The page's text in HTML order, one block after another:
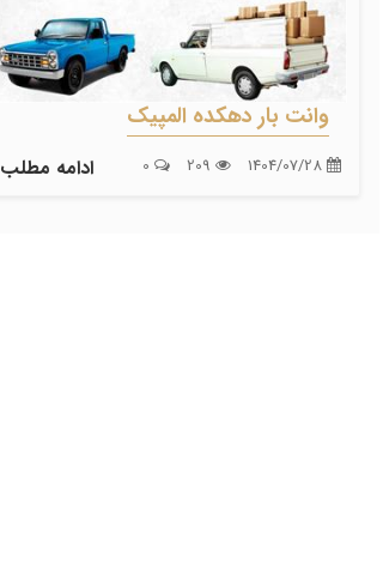
وانت بار دهکده المپیک
ادامه مطلب